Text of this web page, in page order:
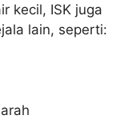
kecil, ISK juga
lain, seperti: